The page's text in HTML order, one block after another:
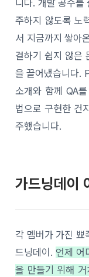
니다. 개발 공수를
주하지 않도록 노
서 지금까지 쌓아
결하기 쉽지 않은
을 끌어냈습니다.
소개와 함께 QA
법으로 구현한 건
주했습니다.
가드닝데이
각 멤버가 가진 뾰
드닝데이. 언제 어
을 만들기 위해